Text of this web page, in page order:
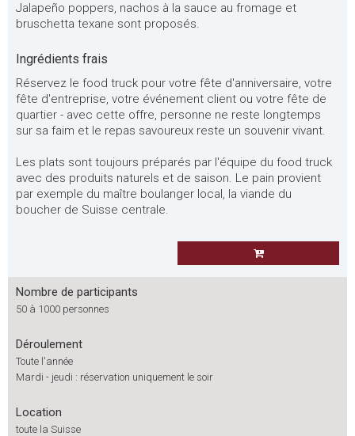
Jalapeño poppers, nachos à la sauce au fromage et
bruschetta texane sont proposés.
Ingrédients frais
Réservez le food truck pour votre fête d'anniversaire, votre
fête d'entreprise, votre événement client ou votre fête de
quartier - avec cette offre, personne ne reste longtemps
sur sa faim et le repas savoureux reste un souvenir vivant.
Les plats sont toujours préparés par l'équipe du food truck
avec des produits naturels et de saison. Le pain provient
par exemple du maître boulanger local, la viande du
boucher de Suisse centrale.
Nombre de participants
50 à 1000 personnes
Déroulement
Toute l'année
Mardi - jeudi : réservation uniquement le soir
Location
toute la Suisse